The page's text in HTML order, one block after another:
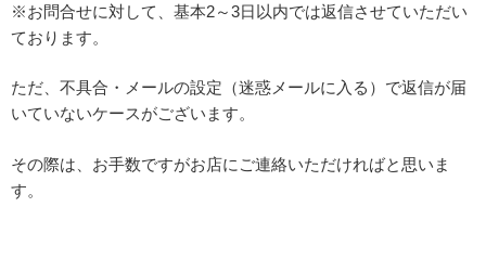
※お問合せに対して、基本2～3日以内では返信させていただい
ております。
ただ、不具合・メールの設定（迷惑メールに入る）で返信が届
いていないケースがございます。
その際は、お手数ですがお店にご連絡いただければと思いま
す。